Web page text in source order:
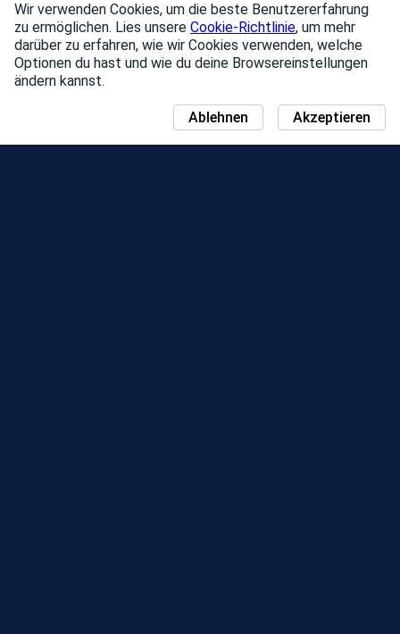
Wir verwenden Cookies, um die beste Benutzererfahrung
zu ermöglichen. Lies unsere Cookie-Richtlinie, um mehr
darüber zu erfahren, wie wir Cookies verwenden, welche
Optionen du hast und wie du deine Browsereinstellungen
ändern kannst.
Akzeptieren
Ablehnen